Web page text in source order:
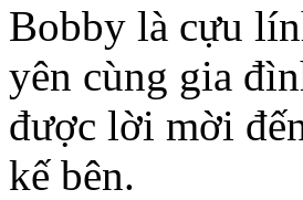
Bobby là cựu
yên cùng gia
được lời mời
kế bên.